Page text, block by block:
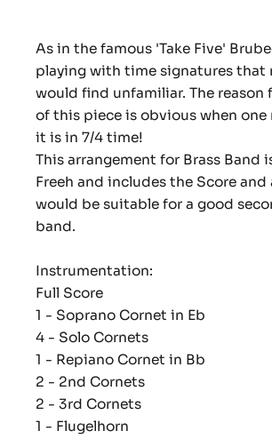
As in the famous 'Take Five'
playing with time signatures that
would find unfamiliar. The
of this piece is obvious when
it is in 7/4 time!
This arrangement for Brass Band
Freeh and includes the Score and
would be suitable for a good
band.
Instrumentation:
Full Score
1 - Soprano Cornet in Eb
4 - Solo Cornets
1 - Repiano Cornet in Bb
2 - 2nd Cornets
2 - 3rd Cornets
1 - Flugelhorn